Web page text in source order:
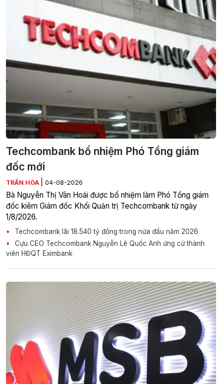
Techcombank bổ nhiệm Phó Tổng giám
đốc mới
TRẦN HÒA 04-08-2026
Bà Nguyễn Thị Vân Hoài được bổ nhiệm làm Phó Tổng giám
đốc kiêm Giám đốc Khối Quản trị Techcombank từ ngày
1/8/2026.
Techcombank lãi 18.540 tỷ đồng trong nửa đầu năm 2026
Cựu CEO Techcombank Nguyễn Lê Quốc Anh ứng cử thành
viên HĐQT Eximbank